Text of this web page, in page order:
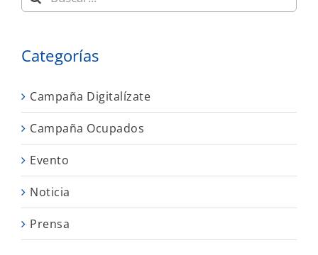
Categorías
Campaña Digitalízate
Campaña Ocupados
Evento
Noticia
Prensa